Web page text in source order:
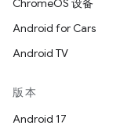
ChromeOS 设备
Android for Cars
Android TV
版本
Android 17